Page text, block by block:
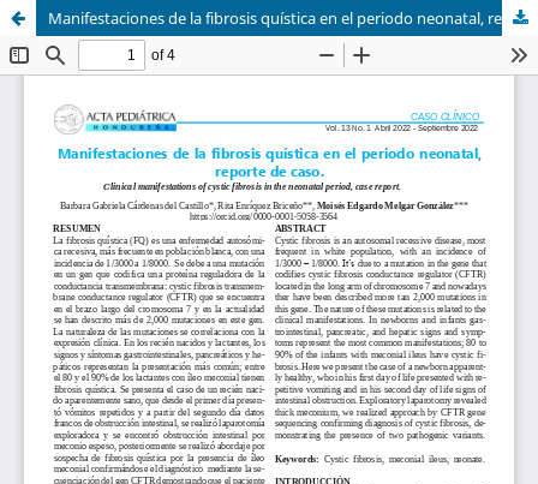
Manifestaciones de la fibrosis quística en el periodo neonatal, reporte de caso